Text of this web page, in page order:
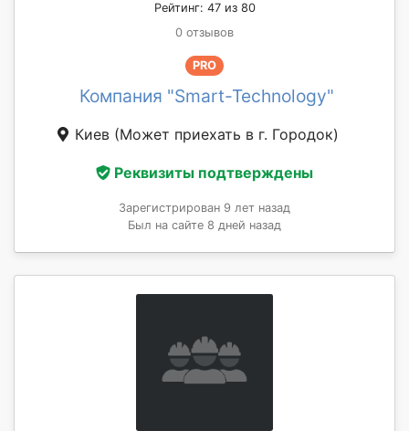
Рейтинг: 47 из 80
0 отзывов
PRO
Компания "Smart-Technology"
Киев (Может приехать в г. Городок)
Реквизиты подтверждены
Зарегистрирован 9 лет назад
Был на сайте 8 дней назад